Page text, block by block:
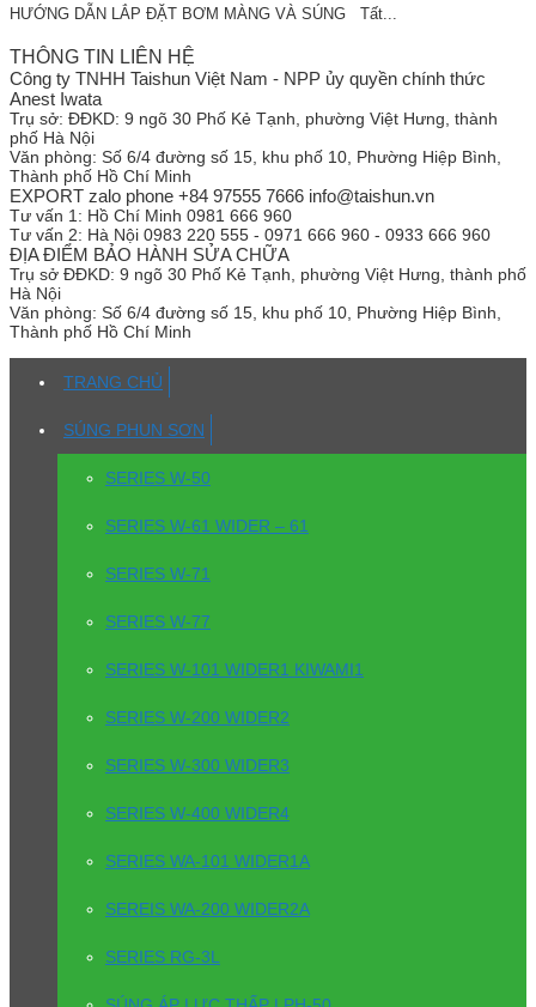
HƯỚNG DẪN LẮP ĐẶT BƠM MÀNG VÀ SÚNG Tất...
THÔNG TIN LIÊN HỆ
Công ty TNHH Taishun Việt Nam - NPP ủy quyền chính thức
Anest Iwata
Trụ sở: ĐĐKD: 9 ngõ 30 Phố Kẻ Tạnh, phường Việt Hưng, thành
phố Hà Nội
Văn phòng: Số 6/4 đường số 15, khu phố 10, Phường Hiệp Bình,
Thành phố Hồ Chí Minh
EXPORT zalo phone +84 97555 7666 info@taishun.vn
Tư vấn 1: Hồ Chí Minh 0981 666 960
Tư vấn 2: Hà Nội 0983 220 555 - 0971 666 960 - 0933 666 960
ĐỊA ĐIỂM BẢO HÀNH SỬA CHỮA
Trụ sở ĐĐKD: 9 ngõ 30 Phố Kẻ Tạnh, phường Việt Hưng, thành phố
Hà Nội
Văn phòng: Số 6/4 đường số 15, khu phố 10, Phường Hiệp Bình,
Thành phố Hồ Chí Minh
TRANG CHỦ
SÚNG PHUN SƠN
SERIES W-50
SERIES W-61 WIDER – 61
SERIES W-71
SERIES W-77
SERIES W-101 WIDER1 KIWAMI1
SERIES W-200 WIDER2
SERIES W-300 WIDER3
SERIES W-400 WIDER4
SERIES WA-101 WIDER1A
SEREIS WA-200 WIDER2A
SERIES RG-3L